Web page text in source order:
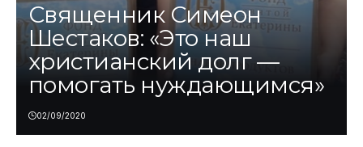
Священник Симеон
Шестаков: «Это наш
христианский долг —
помогать нуждающимся»
02/09/2020